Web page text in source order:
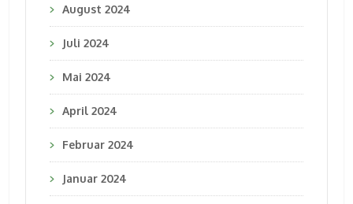
August 2024
Juli 2024
Mai 2024
April 2024
Februar 2024
Januar 2024